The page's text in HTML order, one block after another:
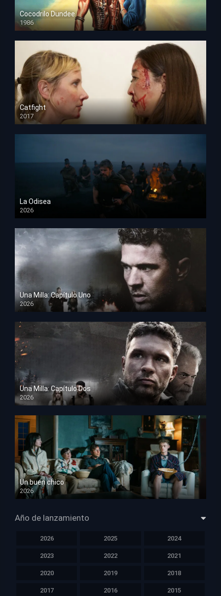
Cocodrilo Dundee
1986
HD 1080p
Catfight
2017
HD 720p
La Odisea
2026
TS Screener
Una Milla: Capítulo Uno
2026
HD 1080p
Una Milla: Capítulo Dos
2026
HD 1080p
Un buen chico
2026
HD 1080p
Año de lanzamiento
2026 2025 2024
2023 2022 2021
2020 2019 2018
2017 2016 2015